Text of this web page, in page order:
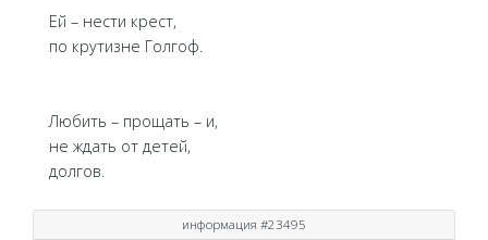
Ей – нести крест,
по крутизне Голгоф.
Любить – прощать – и,
не ждать от детей,
долгов.
информация #23495